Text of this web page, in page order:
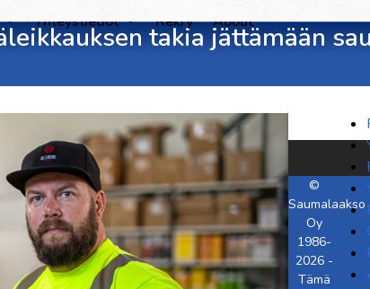
Yhteystiedot Rekry About
takia jättämään
©
Saumalaakso
Oy
1986-
2026 -
Tämä